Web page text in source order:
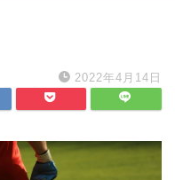
2022年4月14日